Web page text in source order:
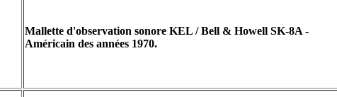
Mallette d'observation sonore KEL / Bell & Howell SK-8A -
Américain des années 1970.